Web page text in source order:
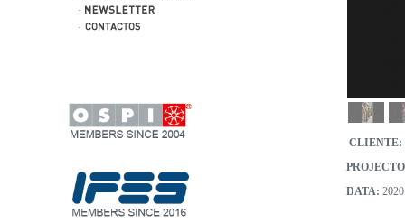
CLIENTE:
DATA: 2020